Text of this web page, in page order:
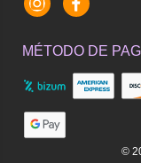
InstagramFacebook
MÉTODO DE
©